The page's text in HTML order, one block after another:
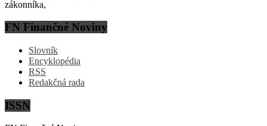
zákonníka,
FN Finančné Noviny
Slovník
Encyklopédia
RSS
Redakčná rada
ISSN